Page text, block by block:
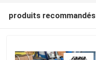
produits recommandés